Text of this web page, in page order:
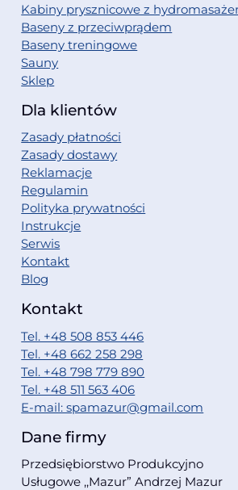
Kabiny prysznicowe z
Baseny z przeciwprądem
Baseny treningowe
Sauny
Sklep
Dla klientów
Zasady płatności
Zasady dostawy
Reklamacje
Regulamin
Polityka prywatności
Instrukcje
Serwis
Kontakt
Blog
Kontakt
Tel. +48 508 853 446
Tel. +48 662 258 298
Tel. +48 798 779 890
Tel. +48 511 563 406
E-mail: spamazur@gmail.com
Dane firmy
Przedsiębiorstwo Produkcyjno
Usługowe ,,Mazur” Andrzej Mazur